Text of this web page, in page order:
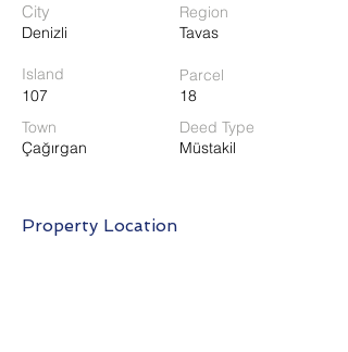
City
Denizli
Island
107
Town
Çağırgan
Region
Tavas
Parcel
18
Deed Type
Müstakil
Property Location